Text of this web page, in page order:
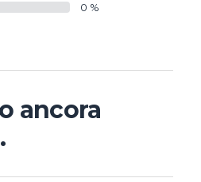
0 %
ancora